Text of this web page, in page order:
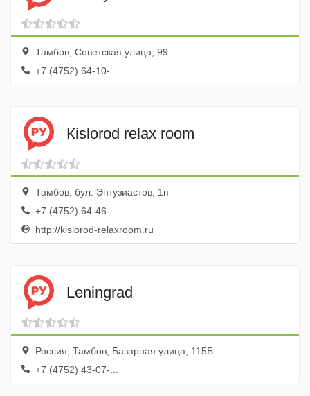
Тамбов, Советская улица, 99
+7 (4752) 64-10-...
Кislorod relax room
Тамбов, бул. Энтузиастов, 1п
+7 (4752) 64-46-...
http://kislorod-relaxroom.ru
Leningrad
Россия, Тамбов, Базарная улица, 115Б
+7 (4752) 43-07-...